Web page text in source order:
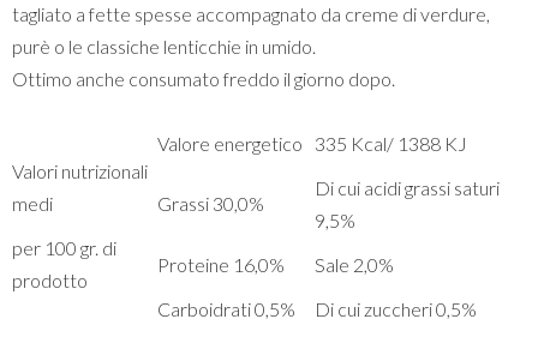
tagliato a fette spesse accompagnato da creme di verdure,
purè o le classiche lenticchie in umido.
Ottimo anche consumato freddo il giorno dopo.
Valori nutrizionali
medi
per 100 gr. di
prodotto
Valore energetico 335 Kcal/ 1388 KJ
Grassi 30,0%
Di cui acidi grassi saturi
9,5%
Proteine 16,0%
Sale 2,0%
Carboidrati 0,5%
Di cui zuccheri 0,5%